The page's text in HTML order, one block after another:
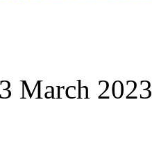
March 2023